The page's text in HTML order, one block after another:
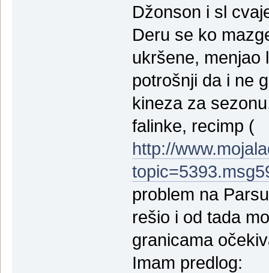
Džonson i sl
Deru se ko
ukršene, menjao
potrošnji da i ne
kineza za
falinke, recimp (
http://
problem na
rešio i od tada
granicama
Imam predlog: